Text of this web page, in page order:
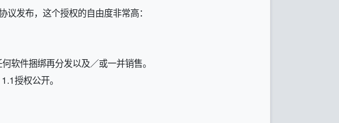
议发布，这个授权的自由度非常高：
软件捆绑再分发以及／或一并销售。
授权公开。